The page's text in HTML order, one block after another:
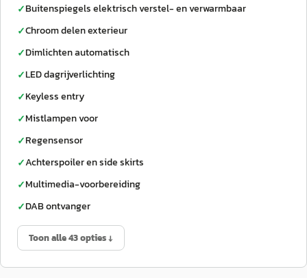
✓Buitenspiegels elektrisch verstel- en verwarmbaar
✓Chroom delen exterieur
✓Dimlichten automatisch
✓LED dagrijverlichting
✓Keyless entry
✓Mistlampen voor
✓Regensensor
✓Achterspoiler en side skirts
✓Multimedia-voorbereiding
✓DAB ontvanger
Toon alle 43 opties ↓